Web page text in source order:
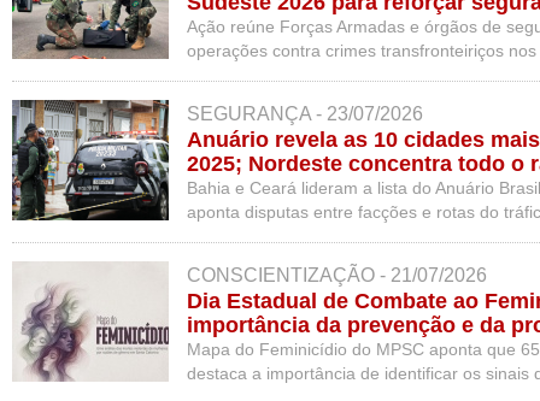
Ação reúne Forças Armadas e órgãos de
operações contra crimes transfronteiriços
SEGURANÇA - 23/07/2026
Anuário revela as 10 cidades
2025; Nordeste concentra todo o
Bahia e Ceará lideram a lista do Anuário
aponta disputas entre facções e rotas do
CONSCIENTIZAÇÃO - 21/07/2026
Dia Estadual de Combate ao
importância da prevenção e da
SC
Mapa do Feminicídio do MPSC aponta que
destaca a importância de identificar os sinais